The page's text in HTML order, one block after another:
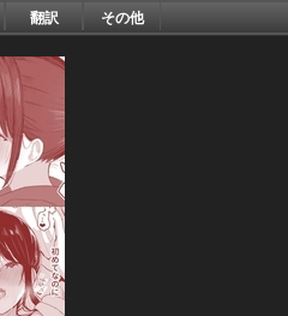
翻訳 その他